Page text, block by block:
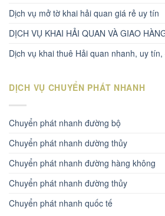
Dịch vụ mở tờ khai hải quan giá rẻ uy tín
DỊCH VỤ KHAI HẢI QUAN VÀ GIAO
Dịch vụ khai thuê Hải quan nhanh, uy
DỊCH VỤ CHUYỂN PHÁT NHANH
Chuyển phát nhanh đường bộ
Chuyển phát nhanh dường thủy
Chuyển phát nhanh đường hàng không
Chuyển phát nhanh đường thủy
Chuyển phát nhanh quốc tế